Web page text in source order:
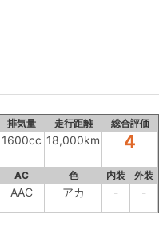
排気量 走行距離 総合評価
1600cc 18,000km 4
AC 色 内装 外装
AAC アカ - -